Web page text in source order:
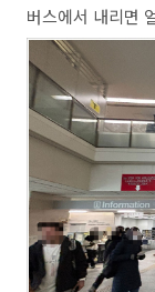
버스에서 내리면